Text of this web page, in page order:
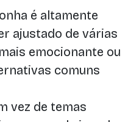
é altamente
ajustado de várias
emocionante ou
comuns
vez de temas